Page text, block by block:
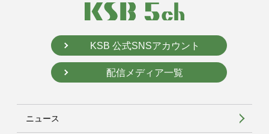
KSB 公式SNSアカウント
配信メディア一覧
ニュース